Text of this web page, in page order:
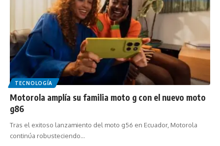
TECNOLOGÍA
Motorola amplía su familia moto g con el nuevo moto
g86
Tras el exitoso lanzamiento del moto g56 en Ecuador, Motorola
continúa robusteciendo…